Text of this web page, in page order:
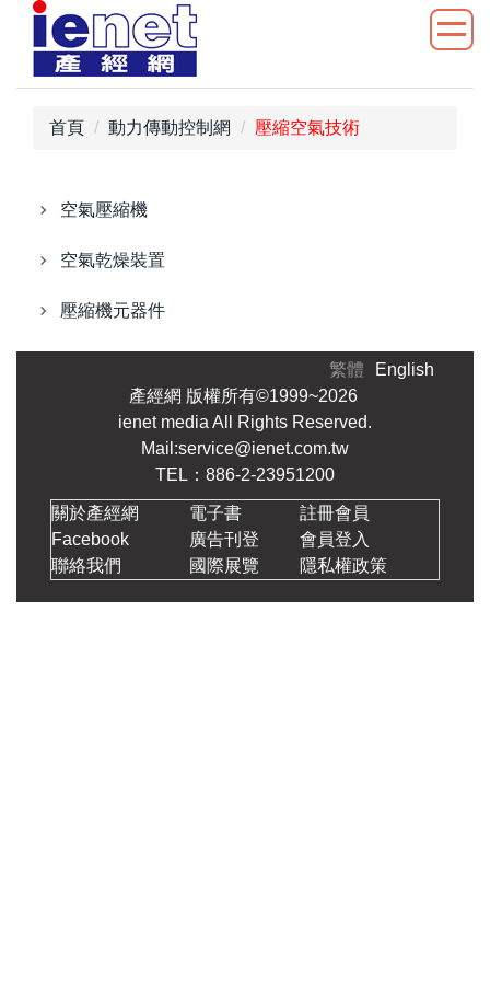
首頁 動力傳動控制網 壓縮空氣技術
空氣壓縮機
空氣乾燥裝置
壓縮機元器件
繁體
English
產經網 版權所有©1999~2026
ienet media All Rights Reserved.
Mail:service@ienet.com.tw
TEL：886-2-23951200
關於產經網
Facebook
聯絡我們
電子書
廣告刊登
國際展覽
註冊會員
會員登入
隱私權政策